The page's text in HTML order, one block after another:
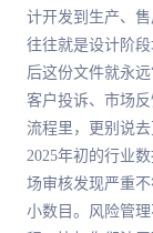
计开发到生产、
往往就是设计阶
后这份文件就永
客户投诉、市场
流程里，更别说
2025年初的行业
场审核发现严重
小数目。风险管